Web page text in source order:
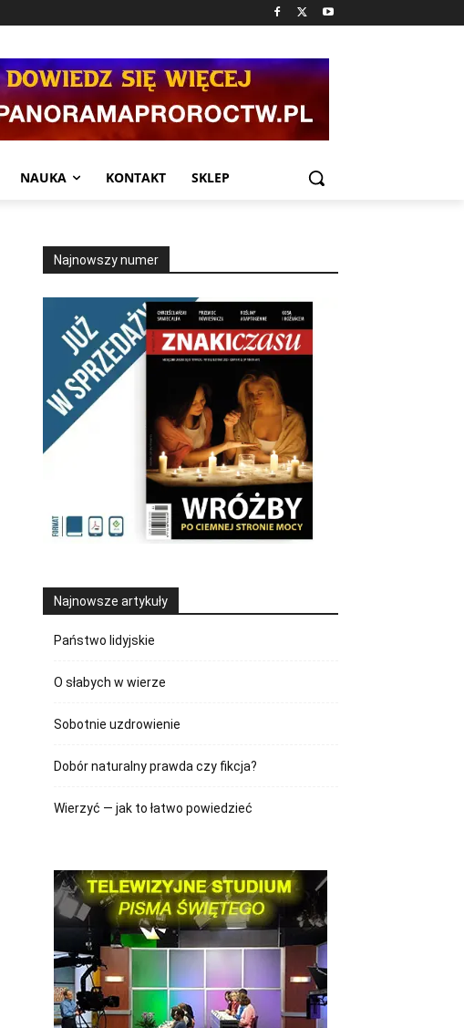
NAUKA KONTAKT SKLEP
Najnowszy numer
Najnowsze artykuły
Państwo lidyjskie
O słabych w wierze
Sobotnie uzdrowienie
Dobór naturalny prawda czy fikcja?
Wierzyć — jak to łatwo powiedzieć